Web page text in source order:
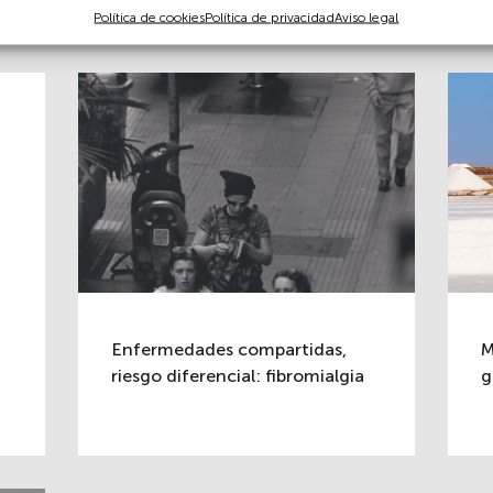
Política de cookiesPolítica de privacidadAviso legal
Enfermedades compartidas,
riesgo diferencial: fibromialgia